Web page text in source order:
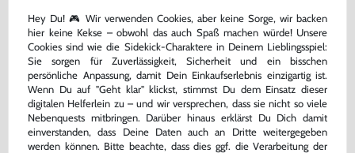
nur42,99 €
Warenkorb
jetzt nur3,50 €
Warenkorb
Hey Du! 🎮 Wir verwenden Cookies, aber keine Sorge, wir backen
hier keine Kekse – obwohl das auch Spaß machen würde! Unsere
Cookies sind wie die Sidekick-Charaktere in Deinem Lieblingsspiel:
Sie sorgen für Zuverlässigkeit, Sicherheit und ein bisschen
persönliche Anpassung, damit Dein Einkaufserlebnis einzigartig ist.
Wenn Du auf "Geht klar" klickst, stimmst Du dem Einsatz dieser
digitalen Helferlein zu – und wir versprechen, dass sie nicht so viele
Nebenquests mitbringen. Darüber hinaus erklärst Du Dich damit
einverstanden, dass Deine Daten auch an Dritte weitergegeben
werden können. Bitte beachte, dass dies ggf. die Verarbeitung der